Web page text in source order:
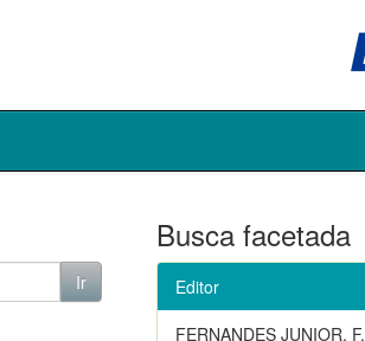
Busca facetada
Editor
FERNANDES JUNIOR, F.